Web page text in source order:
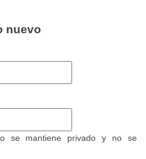
nuevo
se mantiene privado y no se